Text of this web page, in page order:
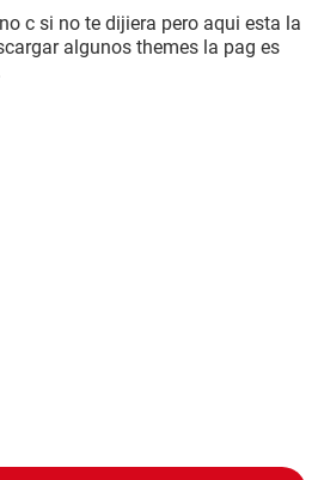
c si no te dijiera pero aqui esta la
algunos themes la pag es